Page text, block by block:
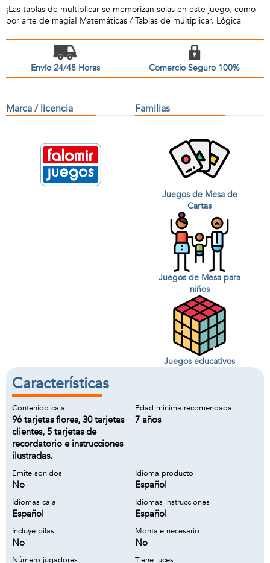
¡Las tablas de multiplicar se memorizan solas en este juego, como
por arte de magia! Matemáticas / Tablas de multiplicar. Lógica
Envío 24/48 Horas Comercio Seguro 100%
Marca / licencia Familias
Juegos de Mesa de
Cartas
Juegos de Mesa para
niños
Juegos educativos
Características
Contenido caja
96 tarjetas flores, 30 tarjetas
clientes, 5 tarjetas de
recordatorio e instrucciones
ilustradas.
Edad minima recomendada
7 años
Emite sonidos
No
Idioma producto
Español
Idiomas caja
Español
Idiomas instrucciones
Español
Incluye pilas
No
Montaje necesario
No
Número jugadores Tiene luces